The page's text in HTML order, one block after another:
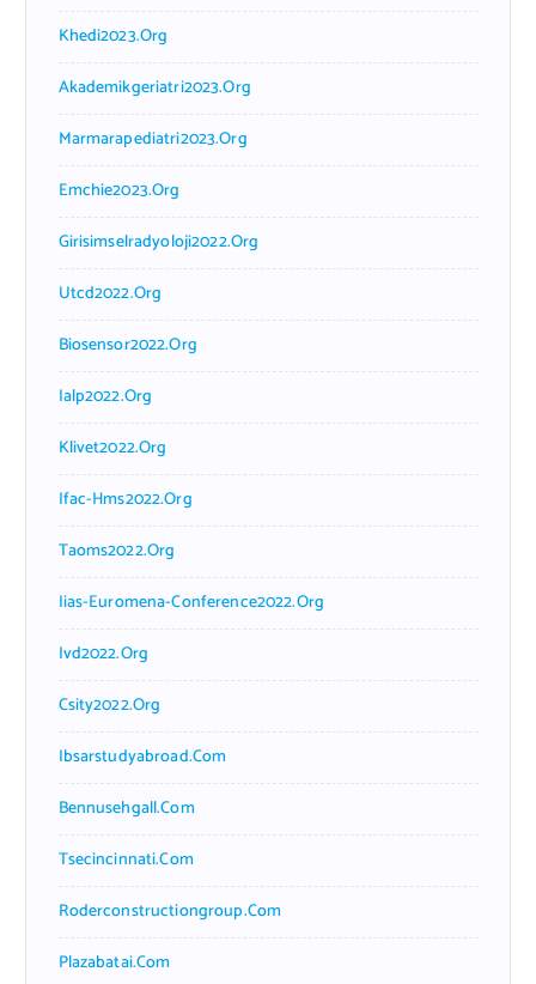
Khedi2023.org
Akademikgeriatri2023.org
Marmarapediatri2023.org
Emchie2023.org
Girisimselradyoloji2022.org
Utcd2022.org
Biosensor2022.org
Ialp2022.org
Klivet2022.org
Ifac-Hms2022.org
Taoms2022.org
Iias-Euromena-Conference2022.org
Ivd2022.org
Csity2022.org
Ibsarstudyabroad.com
Bennusehgall.com
Tsecincinnati.com
Roderconstructiongroup.com
Plazabatai.com